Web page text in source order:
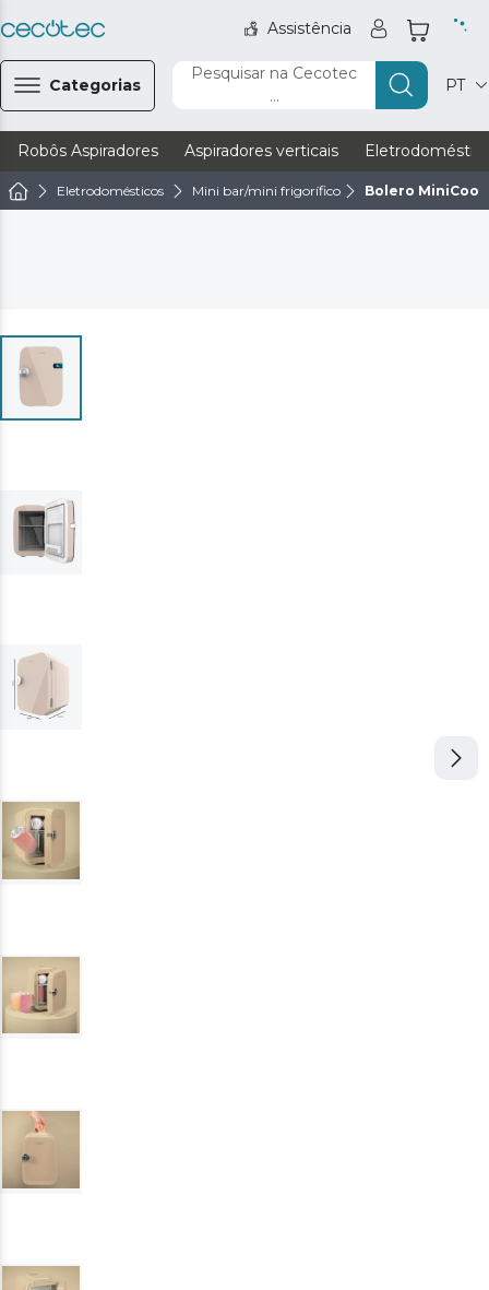
Assistência
Categorias
Pesquisar na Cecotec
...
PT
Robôs Aspiradores Aspiradores verticais
Eletrodomésticos Mini bar/mini frigorífico Bolero